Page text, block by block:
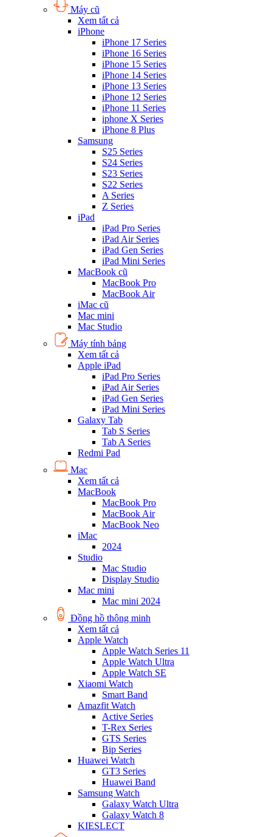
Máy cũ
Xem tất cả
iPhone
iPhone 17 Series
iPhone 16 Series
iPhone 15 Series
iPhone 14 Series
iPhone 13 Series
iPhone 12 Series
iPhone 11 Series
iphone X Series
iPhone 8 Plus
Samsung
S25 Series
S24 Series
S23 Series
S22 Series
A Series
Z Series
iPad
iPad Pro Series
iPad Air Series
iPad Gen Series
iPad Mini Series
MacBook cũ
MacBook Pro
MacBook Air
iMac cũ
Mac mini
Mac Studio
Máy tính bảng
Xem tất cả
Apple iPad
iPad Pro Series
iPad Air Series
iPad Gen Series
iPad Mini Series
Galaxy Tab
Tab S Series
Tab A Series
Redmi Pad
Mac
Xem tất cả
MacBook
MacBook Pro
MacBook Air
MacBook Neo
iMac
2024
Studio
Mac Studio
Display Studio
Mac mini
Mac mini 2024
Đồng hồ thông minh
Xem tất cả
Apple Watch
Apple Watch Series 11
Apple Watch Ultra
Apple Watch SE
Xiaomi Watch
Smart Band
Amazfit Watch
Active Series
T-Rex Series
GTS Series
Bip Series
Huawei Watch
GT3 Series
Huawei Band
Samsung Watch
Galaxy Watch Ultra
Galaxy Watch 8
KIESLECT